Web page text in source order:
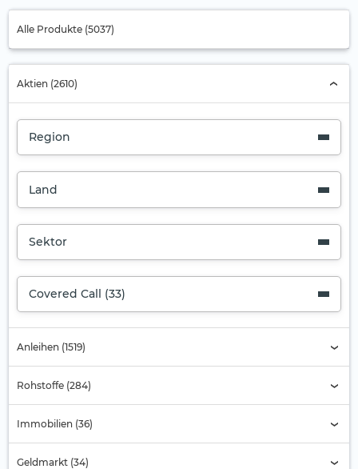
Alle Produkte (5037)
Aktien (2610)
Region
Land
Sektor
Covered Call (33)
Anleihen (1519)
Rohstoffe (284)
Immobilien (36)
Geldmarkt (34)